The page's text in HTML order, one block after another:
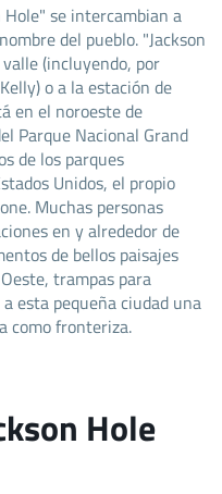
Hole" se intercambian a
del pueblo. "Jackson
(incluyendo, por
o a la estación de
en el noroeste de
Parque Nacional Grand
de los parques
Unidos, el propio
Muchas personas
en y alrededor de
de bellos paisajes
trampas para
esta pequeña ciudad una
como fronteriza.
Hole